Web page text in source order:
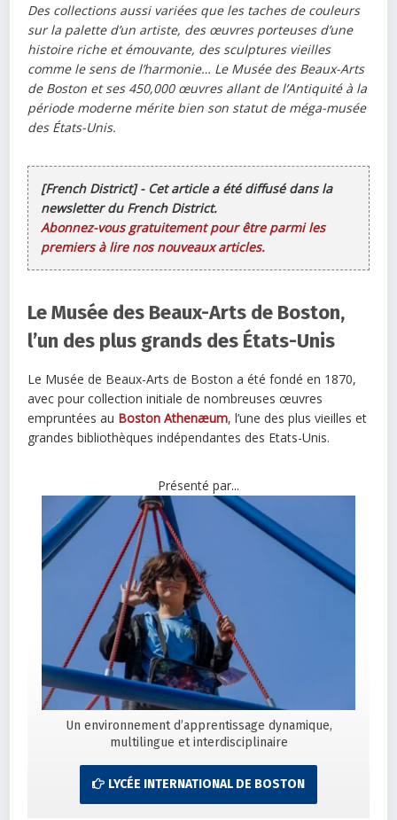
Des collections aussi variées que les taches de couleurs
sur la palette d’un artiste, des œuvres porteuses d’une
histoire riche et émouvante, des sculptures vieilles
comme le sens de l’harmonie… Le Musée des Beaux-Arts
de Boston et ses 450,000 œuvres allant de l’Antiquité à la
période moderne mérite bien son statut de méga-musée
des États-Unis.
[French District] - Cet article a été diffusé dans la
newsletter du French District.
Abonnez-vous gratuitement pour être parmi les
premiers à lire nos nouveaux articles.
Le Musée des Beaux-Arts de Boston,
l’un des plus grands des États-Unis
Le Musée de Beaux-Arts de Boston a été fondé en 1870,
avec pour collection initiale de nombreuses œuvres
empruntées au Boston Athenæum, l’une des plus vieilles et
grandes bibliothèques indépendantes des Etats-Unis.
Présenté par...
Un environnement d’apprentissage dynamique,
multilingue et interdisciplinaire
LYCÉE INTERNATIONAL DE BOSTON